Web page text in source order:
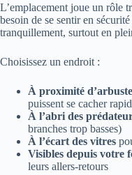
L’emplacement joue un rôle
besoin de se sentir en
tranquillement, surtout en
Choisissez un endroit :
À proximité
puissent se cacher
À l’abri des
branches trop basses)
À l’écart des vitres
Visibles depuis votre
leurs allers-retours